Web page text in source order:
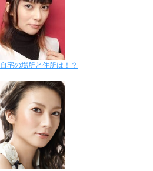
宅の場所と住所は！？